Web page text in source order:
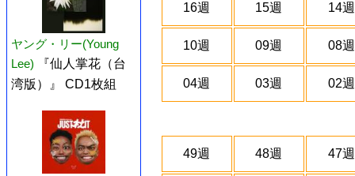
ヤング・リー(Young
Lee)
『仙人掌花（台
湾版）』 CD1枚組
16週 15週 14週
10週 09週 08週
04週 03週 02週
49週 48週 47週